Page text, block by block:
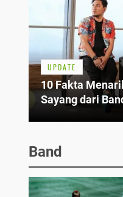
UPDATE
10 Fakta
Sayang dari
Band